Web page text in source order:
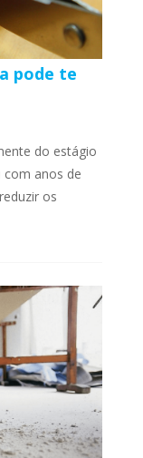
pode te
do estágio
anos de
os